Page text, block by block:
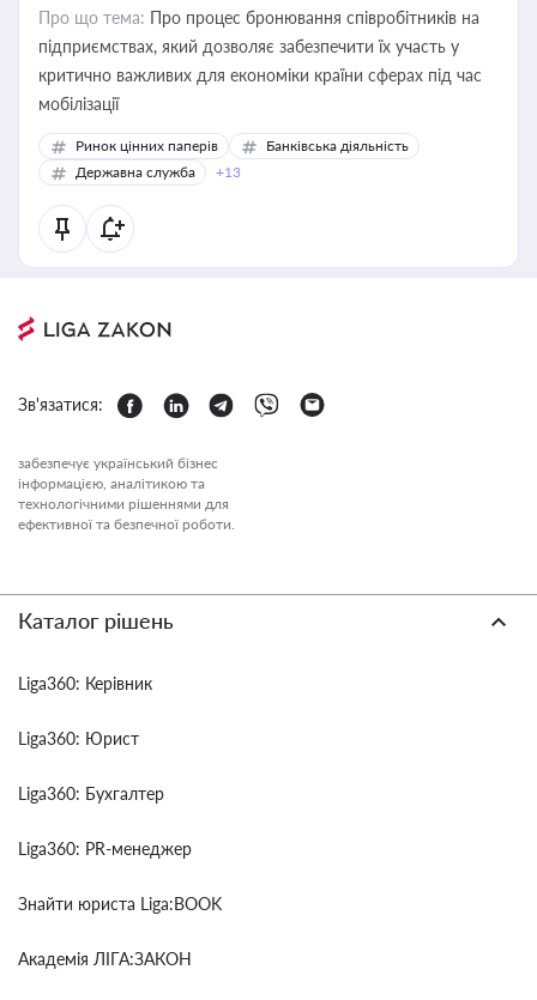
Про що тема: Про процес бронювання співробітників на
підприємствах, який дозволяє забезпечити їх участь у
критично важливих для економіки країни сферах під час
мобілізації
Ринок цінних паперів
Банківська діяльність
Державна служба
+13
Зв'язатися:
забезпечує український бізнес
інформацією, аналітикою та
технологічними рішеннями для
ефективної та безпечної роботи.
Каталог рішень
Liga360: Керівник
Liga360: Юрист
Liga360: Бухгалтер
Liga360: PR-менеджер
Знайти юриста Liga:BOOK
Академія ЛІГА:ЗАКОН